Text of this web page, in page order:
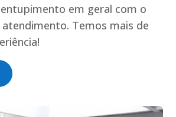
em geral com o
Temos mais de